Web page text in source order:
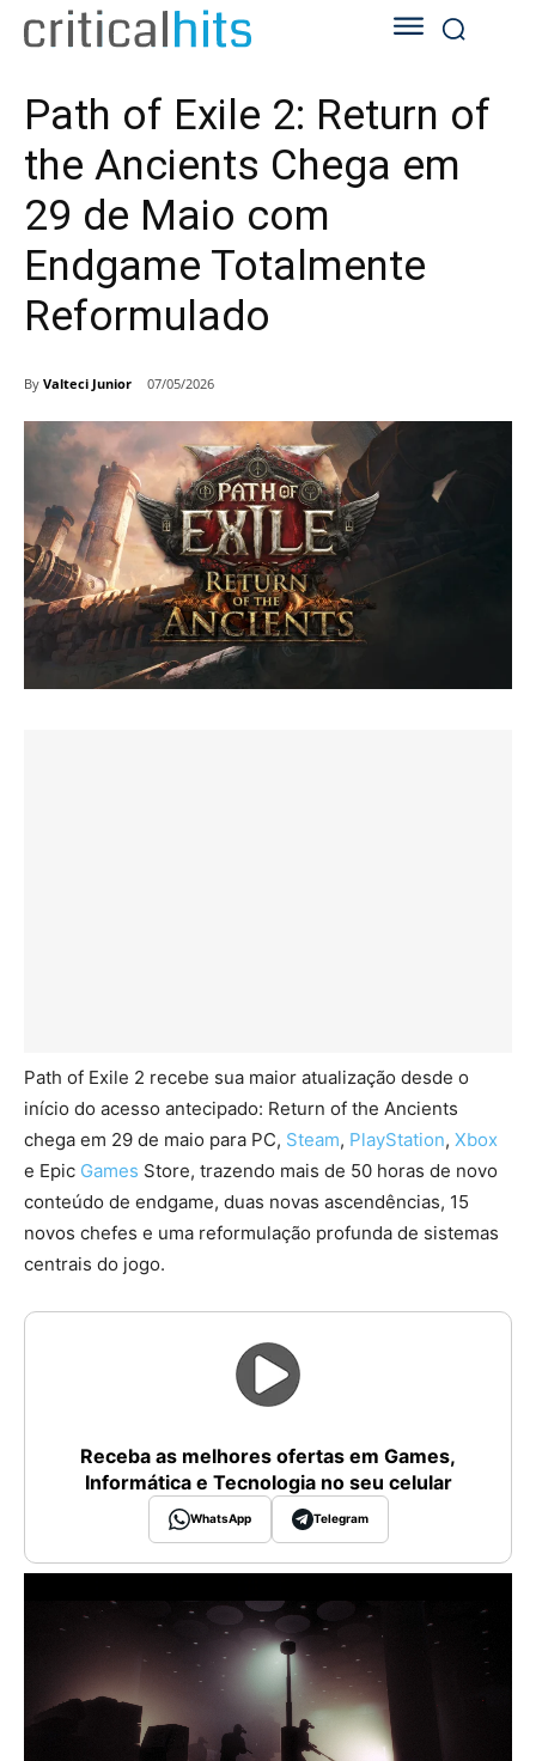
Path of Exile 2: Return of
the Ancients Chega em
29 de Maio com
Endgame Totalmente
Reformulado
By Valteci Junior 07/05/2026
Path of Exile 2 recebe sua maior atualização desde o
início do acesso antecipado: Return of the Ancients
chega em 29 de maio para PC, Steam, PlayStation, Xbox
e Epic Games Store, trazendo mais de 50 horas de novo
conteúdo de endgame, duas novas ascendências, 15
novos chefes e uma reformulação profunda de sistemas
centrais do jogo.
Receba as melhores ofertas em Games,
Informática e Tecnologia no seu celular
WhatsApp Telegram